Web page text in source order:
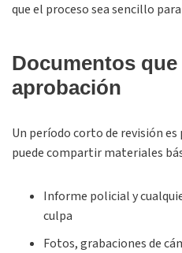
que el proceso sea sencillo
Documentos que
aprobación
Un período corto de revisión
puede compartir materiales
Informe policial y
culpa
Fotos, grabaciones de